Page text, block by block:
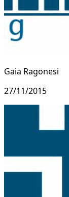
Gaia Ragonesi
27/11/2015